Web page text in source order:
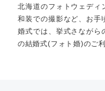
北海道のフォトウェディ
和装での撮影など、お手
婚式では、挙式さながら
の結婚式(フォト婚)のご